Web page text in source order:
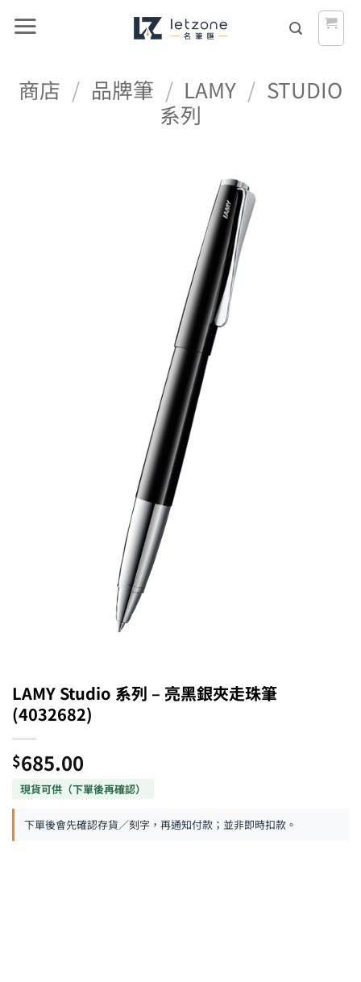
商店 / 品牌筆 / LAMY / STUDIO
系列
LAMY Studio 系列 – 亮黑銀夾走珠筆
(4032682)
$685.00
下單後會先確認存貨／刻字，再通知付款；並非即時扣款。